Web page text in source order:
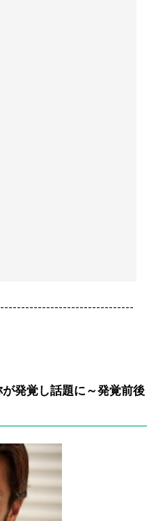
発覚し話題に～発覚前後